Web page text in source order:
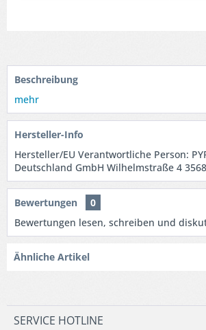
Beschreibung
mehr
Hersteller-Info
Hersteller/EU Verantwortliche Person:
Deutschland GmbH Wilhelmstraße 4
Bewertungen
0
Bewertungen lesen, schreiben und
Ähnliche Artikel
SERVICE HOTLINE